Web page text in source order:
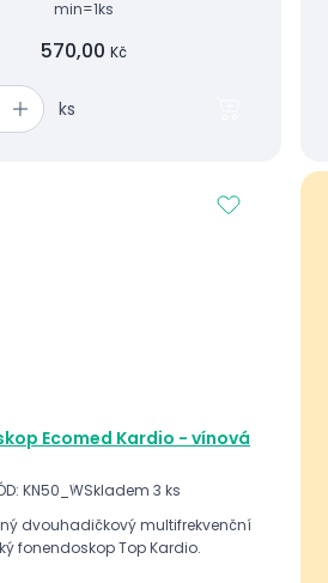
min=1ks
570,00 Kč
ks
Ecomed Kardio - vínová
KN50_WSkladem 3 ks
dvouhadičkový multifrekvenční
fonendoskop Top Kardio.